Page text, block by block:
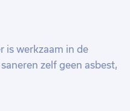
is werkzaam in de
zelf geen asbest,
de sanering. Ze